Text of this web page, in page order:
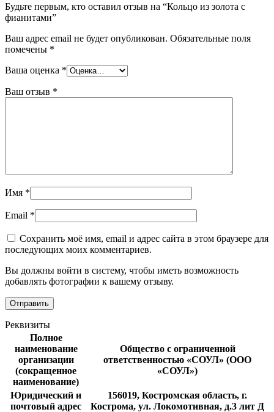
Будьте первым, кто оставил отзыв на “Кольцо из золота с
фианитами”
Ваш адрес email не будет опубликован. Обязательные поля
помечены *
Ваша оценка *
Ваш отзыв *
Имя *
Email *
Сохранить моё имя, email и адрес сайта в этом браузере для
последующих моих комментариев.
Вы должны войти в систему, чтобы иметь возможность
добавлять фотографии к вашему отзыву.
Реквизиты
Полное
наименование
организации
(сокращенное
наименование)
Общество с ограниченной
ответственностью «СОУЛ» (ООО
«СОУЛ»)
Юридический и
почтовый адрес
156019, Костромская область, г.
Кострома, ул. Локомотивная, д.3 лит Д